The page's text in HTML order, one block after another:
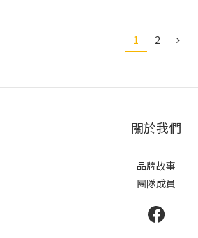
1 2
關於我們
品牌故事
團隊成員